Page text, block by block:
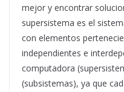
mejor y encontrar
supersistema es el
con elementos
independientes e
computadora
(subsistemas), ya que